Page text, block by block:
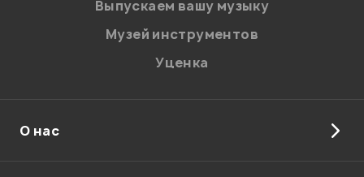
Отправить
Выпускаем вашу музыку
Музей инструментов
Уценка
О нас